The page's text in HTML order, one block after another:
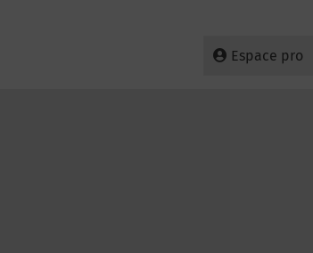
Espace pro